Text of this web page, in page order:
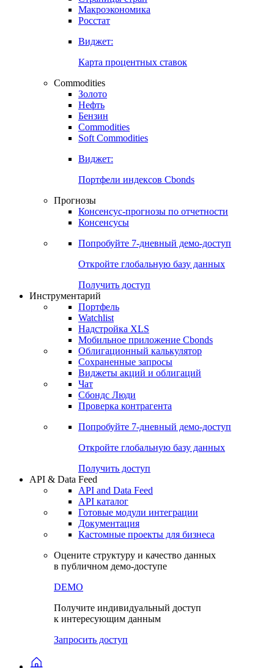
Возможность создания своего индекса
Страницы стран
Росстат
Виджет:
Карта процентных ставок
Commodities
Золото
Бензин
Soft Commodities
Виджет:
Портфели индексов Cbonds
Прогнозы
Консенсусы
Попробуйте7-дневный
Откройте глобальную базу данных
Получить доступ
Инструментарий
Портфель
Watchlist
Надстройка XLS
Мобильное приложение Cbonds
Облигационный калькулятор
Сохраненные запросы
Чат
Проверка контрагента
Попробуйте7-дневный
Откройте глобальную базу данных
Получить доступ
API & Data Feed
API and Data Feed
Готовые модули интеграции
Документация
в публичном демо-доступе